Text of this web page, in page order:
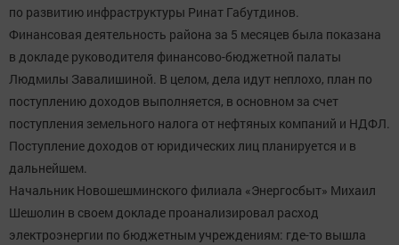
по развитию инфраструктуры Ринат Габутдинов.
Финансовая деятельность района за 5 месяцев была показана
в докладе руководителя финансово-бюджетной палаты
Людмилы Завалишиной. В целом, дела идут неплохо, план по
поступлению доходов выполняется, в основном за счет
поступления земельного налога от нефтяных компаний и НДФЛ.
Поступление доходов от юридических лиц планируется и в
дальнейшем.
Начальник Новошешминского филиала «Энергосбыт» Михаил
Шешолин в своем докладе проанализировал расход
электроэнергии по бюджетным учреждениям: где-то вышла